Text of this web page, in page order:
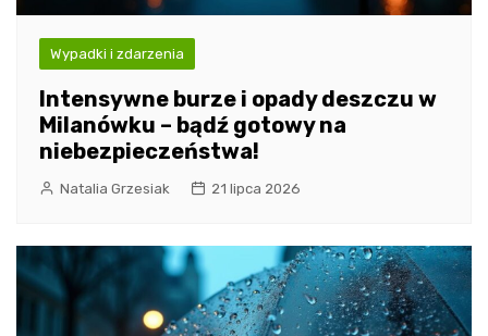
Wypadki i zdarzenia
Intensywne burze i opady deszczu w
Milanówku – bądź gotowy na
niebezpieczeństwa!
Natalia Grzesiak 21 lipca 2026